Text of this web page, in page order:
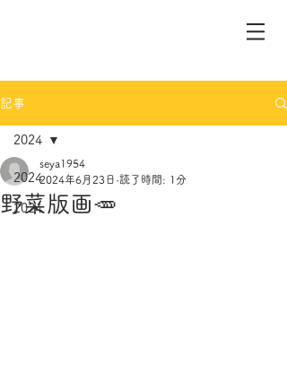
記事
2024
2024
2024
野菜版画🥕
seya1954
2024年6月23日 読了時間: 1分